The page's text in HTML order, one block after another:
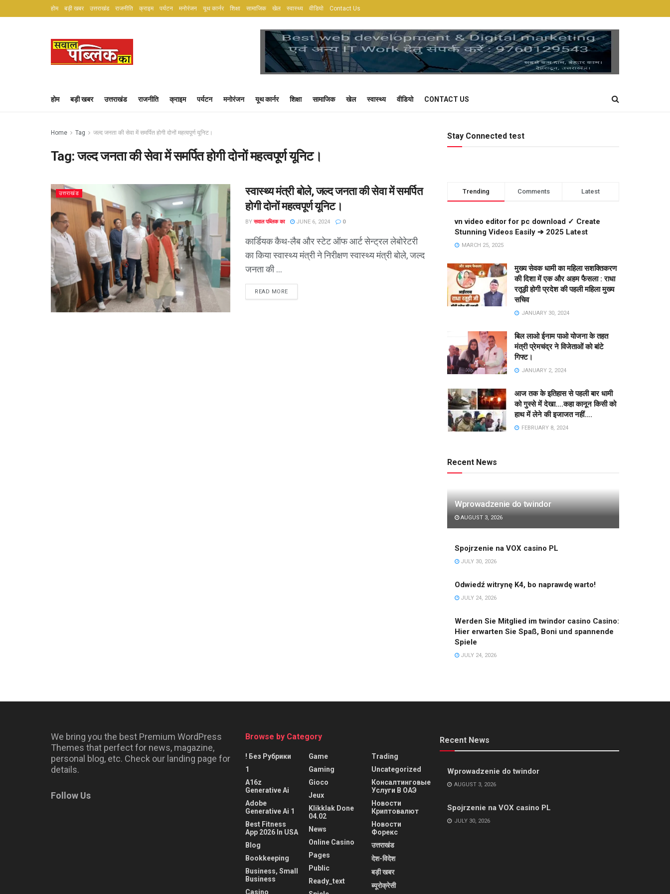
होम बड़ी खबर उत्तराखंड राजनीति क्राइम पर्यटन मनोरंजन यूथ कार्नर शिक्षा सामाजिक खेल स्वास्थ्य वीडियो Contact Us
होम बड़ी खबर उत्तराखंड राजनीति क्राइम पर्यटन मनोरंजन यूथ कार्नर शिक्षा सामाजिक खेल स्वास्थ्य वीडियो CONTACT US
Home Tag जल्द जनता की सेवा में समर्पित होगी दोनों महत्वपूर्ण यूनिट।
Tag:जल्द जनता की सेवा में समर्पित होगी दोनों महत्वपूर्ण यूनिट।
उत्तराखंड
स्वास्थ्य मंत्री बोले, जल्द जनता की सेवा में समर्पित
होगी दोनों महत्वपूर्ण यूनिट।
BY सवाल पब्लिक का JUNE 6, 2024 0
कार्डियक कैथ-लैब और स्टेट ऑफ आर्ट सेन्ट्रल लेबोरेटरी
का किया स्वास्थ्य मंत्री ने निरीक्षण स्वास्थ्य मंत्री बोले, जल्द
जनता की ...
READ MORE
Stay Connected test
Trending Comments Latest
vn video editor for pc download ✓ Create
Stunning Videos Easily ➔ 2025 Latest
MARCH 25, 2025
मुख्य सेवक धामी का महिला सशक्तिकरण
की दिशा में एक और अहम फैसला : राधा
रतूड़ी होगी प्रदेश की पहली महिला मुख्य
सचिव
JANUARY 30, 2024
बिल लाओ ईनाम पाओ योजना के तहत
मंत्री प्रेमचंद्र ने विजेताओं को बांटे
गिफ्ट।
JANUARY 2, 2024
आज तक के इतिहास से पहली बार धामी
को गुस्से में देखा….कहा कानून किसी को
हाथ में लेने की इजाजत नहीं….
FEBRUARY 8, 2024
Recent News
Wprowadzenie do twindor
AUGUST 3, 2026
Spojrzenie na VOX casino PL
JULY 30, 2026
Odwiedź witrynę K4, bo naprawdę warto!
JULY 24, 2026
Werden Sie Mitglied im twindor casino Casino:
Hier erwarten Sie Spaß, Boni und spannende
Spiele
JULY 24, 2026
We bring you the best Premium WordPress
Themes that perfect for news, magazine,
personal blog, etc. Check our landing page for
details.
Follow Us
Browse by Category
! Без Рубрики
1
A16z
Generative Ai
Adobe
Generative Ai 1
Best Fitness
App 2026 In USA
Blog
Bookkeeping
Business, Small
Business
Casino
Game
Gaming
Gioco
Jeux
Klikklak Done
04.02
News
Online Casino
Pages
Public
Ready_text
Trading
Uncategorized
Консалтинговые
Услуги В ОАЭ
Новости
Криптовалют
Новости
Форекс
उत्तराखंड
देश-विदेश
बड़ी खबर
ब्यूरोक्रेसी
Recent News
Wprowadzenie do twindor
AUGUST 3, 2026
Spojrzenie na VOX casino PL
JULY 30, 2026